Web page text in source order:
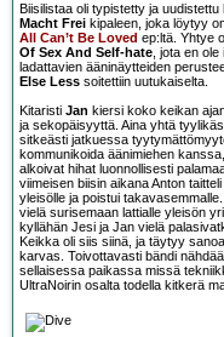
Biisilistaa oli typistetty ja
Macht Frei kipaleen, joka löytyy
All Can’t Be Loved ep:ltä. Yhtye
Of Sex And Self-hate, jota en
ladattavien ääninäytteiden
Else Less soitettiin uutukaiselta.
Kitaristi Jan kiersi koko keikan
ja sekopäisyyttä. Aina yhtä
sitkeästi jatkuessa
kommunikoida äänimiehen
alkoivat hihat luonnollisesti
viimeisen biisin aikana Anton
yleisölle ja poistui
vielä surisemaan lattialle yleisön
kyllähän Jesi ja Jan vielä
Keikka oli siis siinä, ja täytyy
karvas. Toivottavasti bändi
sellaisessa paikassa missä
UltraNoirin osalta todella kitkerä